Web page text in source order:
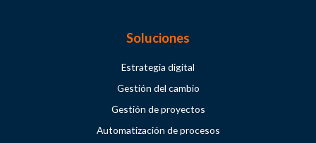
Soluciones
Estrategia digital
Gestión del cambio
Gestión de proyectos
Automatización de procesos